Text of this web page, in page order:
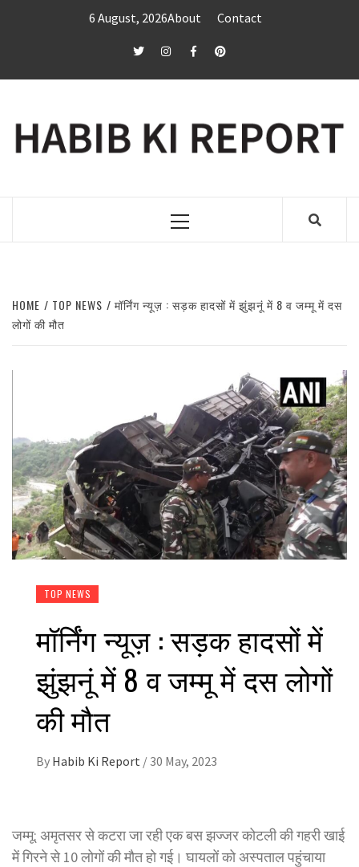
6 August, 2026About Contact
twitterInstagramFacebookPinterest
Primary
HOME TOP NEWS
मॉर्निंग न्यूज़ : सड़क हादसों में झुंझनूं में 8 व जम्मू में दस
लोगों की मौत
TOP NEWS
मॉर्निंग न्यूज़ : सड़क हादसों में
झुंझनूं में 8 व जम्मू में दस लोगों
की मौत
By Habib Ki Report / 30 May, 2023
जम्मू: अमृतसर से कटरा जा रही एक बस झज्जर कोटली की गहरी खाई
में गिरने से 10 लोगों की मौत हो गई। घायलों को अस्पताल पहुंचाया